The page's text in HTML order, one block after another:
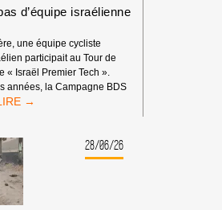
d’équipe israélienne
une équipe cycliste
participait au Tour de
« Israël Premier Tech ».
années, la Campagne BDS
28/06/26